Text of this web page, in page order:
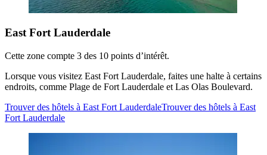
East Fort Lauderdale
Cette zone compte 3 des 10 points d’intérêt.
Lorsque vous visitez East Fort Lauderdale, faites une halte à certains
endroits, comme Plage de Fort Lauderdale et Las Olas Boulevard.
Trouver des hôtels à East Fort LauderdaleTrouver des hôtels à East
Fort Lauderdale